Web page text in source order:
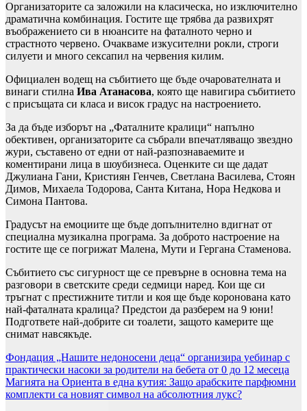
Организаторите са заложили на класическа, но изключително
драматична комбинация. Гостите ще трябва да развихрят
въображението си в нюансите на фаталното черно и
страстното червено. Очакваме изкусителни рокли, строги
силуети и много сексапил на червения килим.
Официален водещ на събитието ще бъде очарователната и
винаги стилна Ива Атанасова, която ще навигира събитието
с присъщата си класа и висок градус на настроението.
За да бъде изборът на „Фаталните кралици“ напълно
обективен, организаторите са събрали впечатляващо звездно
жури, съставено от едни от най-разпознаваемите и
коментирани лица в шоубизнеса. Оценките си ще дадат
Джулиана Гани, Кристиян Генчев, Светлана Василева, Стоян
Димов, Михаела Тодорова, Санта Китана, Нора Недкова и
Симона Пантова.
Градусът на емоциите ще бъде допълнително вдигнат от
специална музикална програма. За доброто настроение на
гостите ще се погрижат Малена, Мути и Гергана Стаменова.
Събитието със сигурност ще се превърне в основна тема на
разговори в светските среди седмици наред. Кои ще си
тръгнат с престижните титли и коя ще бъде коронована като
най-фаталната кралица? Предстои да разберем на 9 юни!
Подгответе най-добрите си тоалети, защото камерите ще
снимат навсякъде.
Навигация
Фондация „Нашите недоносени деца“ организира уебинар с
практически насоки за родители на бебета от 0 до 12 месеца
Магията на Ориента в една кутия: Защо арабските парфюмни
комплекти са новият символ на абсолютния лукс?